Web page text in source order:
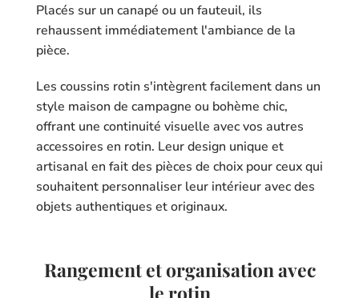
Placés sur un canapé ou un fauteuil, ils
rehaussent immédiatement l'ambiance de la
pièce.
Les coussins rotin s'intègrent facilement dans un
style maison de campagne ou bohème chic,
offrant une continuité visuelle avec vos autres
accessoires en rotin. Leur design unique et
artisanal en fait des pièces de choix pour ceux qui
souhaitent personnaliser leur intérieur avec des
objets authentiques et originaux.
Rangement et organisation avec
le rotin